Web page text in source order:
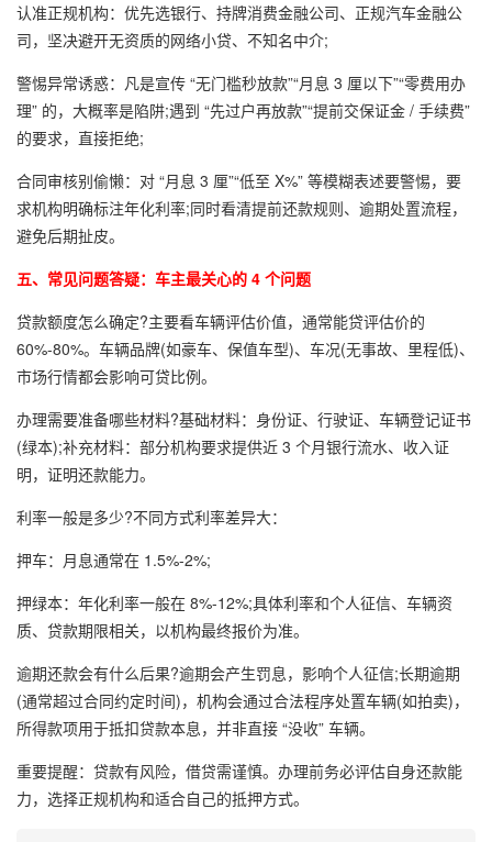
认准正规机构：优先选银行、持牌消费金融公司、正规汽车金融公
司，坚决避开无资质的网络小贷、不知名中介;
警惕异常诱惑：凡是宣传 “无门槛秒放款”“月息 3 厘以下”“零费用办
理” 的，大概率是陷阱;遇到 “先过户再放款”“提前交保证金 / 手续费”
的要求，直接拒绝;
合同审核别偷懒：对 “月息 3 厘”“低至 X%” 等模糊表述要警惕，要
求机构明确标注年化利率;同时看清提前还款规则、逾期处置流程，
避免后期扯皮。
五、常见问题答疑：车主最关心的 4 个问题
贷款额度怎么确定?主要看车辆评估价值，通常能贷评估价的
60%-80%。车辆品牌(如豪车、保值车型)、车况(无事故、里程低)、
市场行情都会影响可贷比例。
办理需要准备哪些材料?基础材料：身份证、行驶证、车辆登记证书
(绿本);补充材料：部分机构要求提供近 3 个月银行流水、收入证
明，证明还款能力。
利率一般是多少?不同方式利率差异大：
押车：月息通常在 1.5%-2%;
押绿本：年化利率一般在 8%-12%;具体利率和个人征信、车辆资
质、贷款期限相关，以机构最终报价为准。
逾期还款会有什么后果?逾期会产生罚息，影响个人征信;长期逾期
(通常超过合同约定时间)，机构会通过合法程序处置车辆(如拍卖)，
所得款项用于抵扣贷款本息，并非直接 “没收” 车辆。
重要提醒：贷款有风险，借贷需谨慎。办理前务必评估自身还款能
力，选择正规机构和适合自己的抵押方式。